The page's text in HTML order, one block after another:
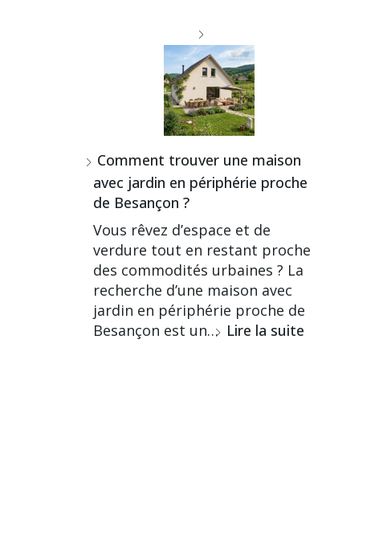
Comment trouver une maison
avec jardin en périphérie proche
de Besançon ?
Vous rêvez d’espace et de
verdure tout en restant proche
des commodités urbaines ? La
recherche d’une maison avec
jardin en périphérie proche de
Besançon est un… Lire la suite